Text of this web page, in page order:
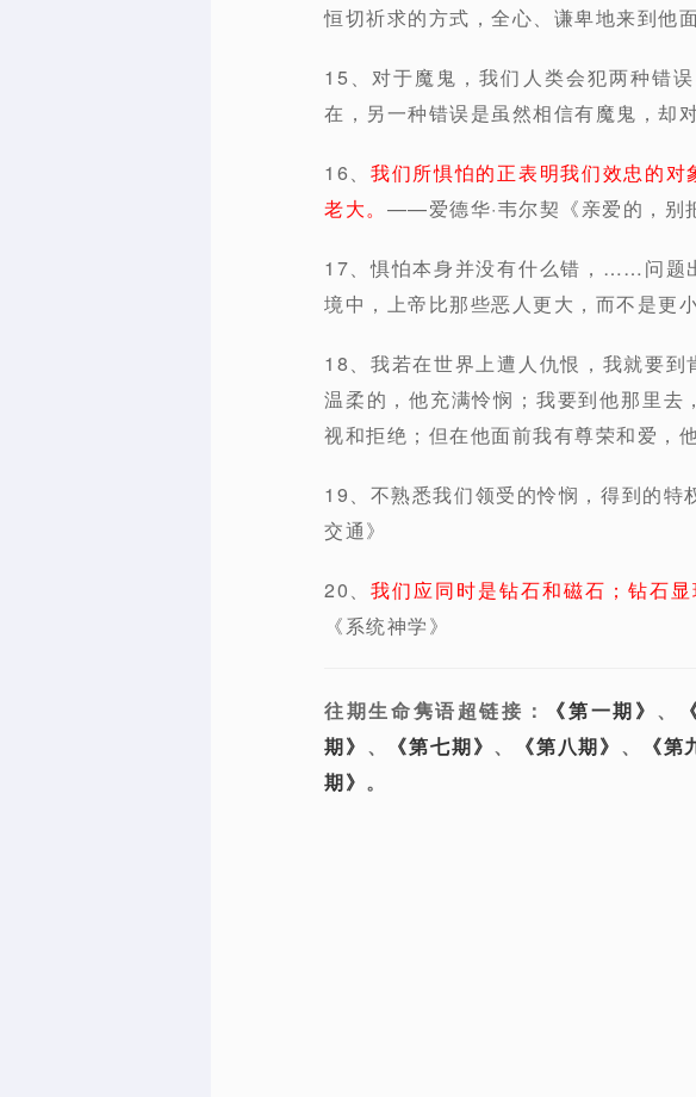
恒切祈求的方式，全心、谦卑地来到他
15、对于魔鬼，我们人类会犯两种错
在，另一种错误是虽然相信有魔鬼，却
16、 我们所惧怕的正表明我们效忠的
老大。 ——爱德华·韦尔契《亲爱的，别
17、惧怕本身并没有什么错，……问题
境中，上帝比那些恶人更大，而不是更
18、我若在世界上遭人仇恨，我就要
温柔的，他充满怜悯；我要到他那里
视和拒绝；但在他面前我有尊荣和爱，
19、不熟悉我们领受的怜悯，得到的
交通》
20、我们应同时是钻石和磁石；钻石
《系统神学》
往期生命隽语超链接： 《第一期》 、
期》 、 《第七期》 、 《第八期》 、 《第
期》 。